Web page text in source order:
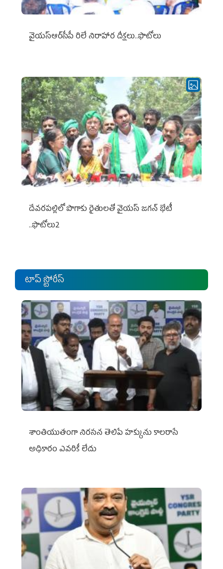
వైయ‌స్ఆర్‌సీపీ రిలే నిరాహార దీక్షలు..ఫొటోలు
దేవరపల్లిలో పొగాకు రైతులతో వైయస్ జగన్ భేటీ
..ఫొటోలు2
టాప్ స్టోరీస్
శాంతియుతంగా నిరసన తెలిపే హక్కును కాలరాసే
అధికారం ఎవరికీ లేదు